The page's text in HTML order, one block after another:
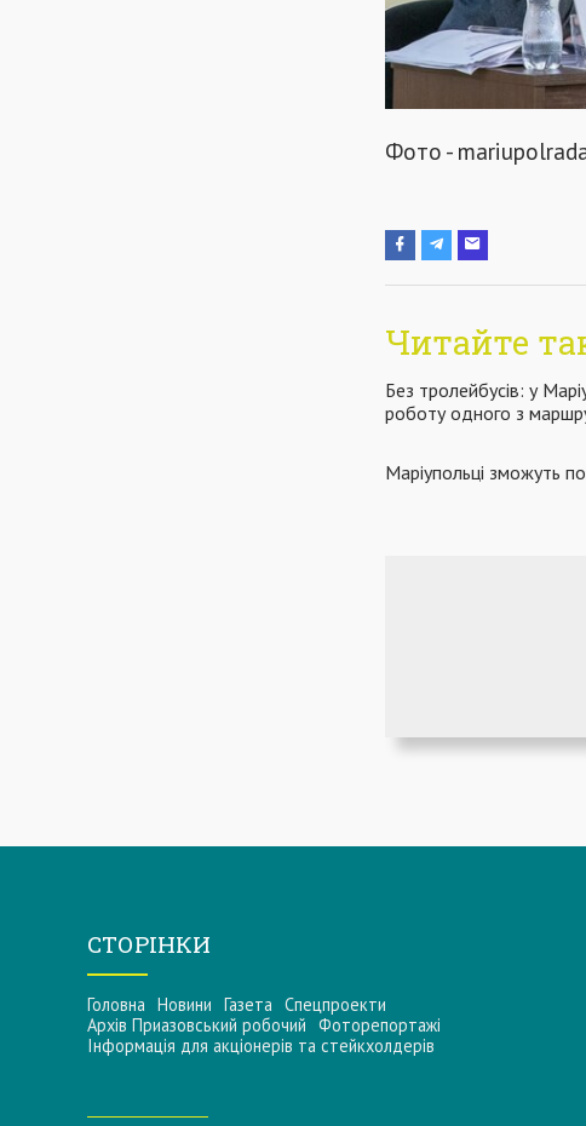
Фото -
Читайте
Без тролейбусів: у
роботу одного з
Маріупольці зможуть
СТОРІНКИ
Головна Новини Газета Спецпроекти
Архів Приазовський робочий Фоторепортажі
Інформацiя для акцiонерiв та стейкхолдерiв